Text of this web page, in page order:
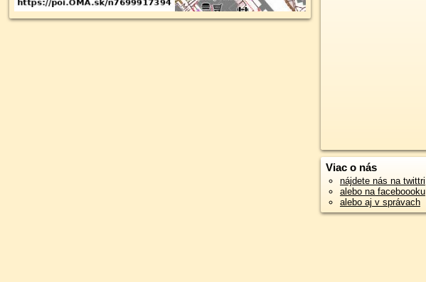
Viac o nás
nájdete nás na twittri
alebo na faceboooku
alebo aj v správach